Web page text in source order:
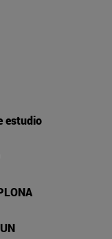
estudio